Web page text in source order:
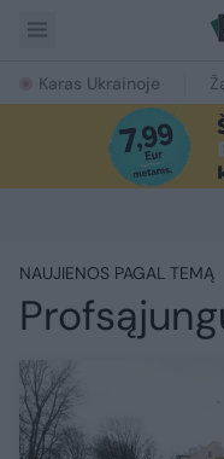
Karas Ukrainoje
NAUJIENOS PAGAL TEMĄ